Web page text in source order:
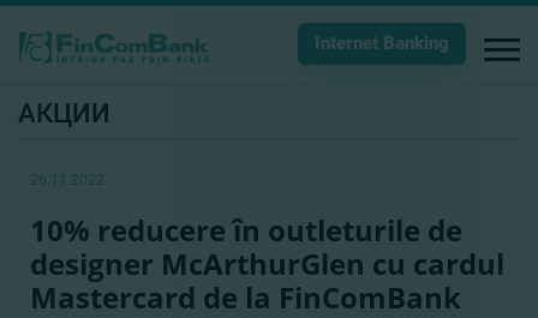
Internet Banking
АКЦИИ
26.11.2022
10% reducere în outleturile de
designer McArthurGlen cu cardul
Mastercard de la FinComBank